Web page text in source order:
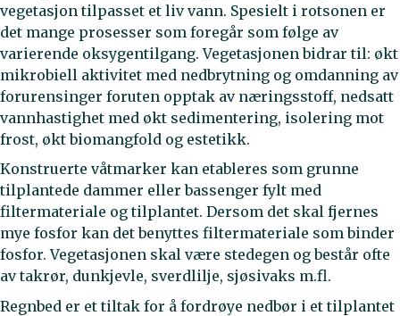
vegetasjon tilpasset et liv vann. Spesielt i rotsonen er
det mange prosesser som foregår som følge av
varierende oksygentilgang. Vegetasjonen bidrar til: økt
mikrobiell aktivitet med nedbrytning og omdanning av
forurensinger foruten opptak av næringsstoff, nedsatt
vannhastighet med økt sedimentering, isolering mot
frost, økt biomangfold og estetikk.
Konstruerte våtmarker kan etableres som grunne
tilplantede dammer eller bassenger fylt med
filtermateriale og tilplantet. Dersom det skal fjernes
mye fosfor kan det benyttes filtermateriale som binder
fosfor. Vegetasjonen skal være stedegen og består ofte
av takrør, dunkjevle, sverdlilje, sjøsivaks m.fl.
Regnbed er et tiltak for å fordrøye nedbør i et tilplantet